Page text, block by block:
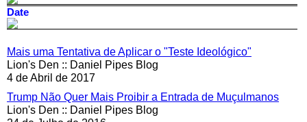
Date
Mais uma Tentativa de Aplicar o "Teste Ideológico"
Lion's Den :: Daniel Pipes Blog
4 de Abril de 2017
Trump Não Quer Mais Proibir a Entrada de Muçulmanos
Lion's Den :: Daniel Pipes Blog